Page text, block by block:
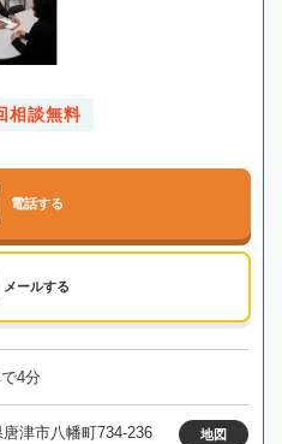
相談無料
電話する
メールする
4分
津市八幡町734-236 地図